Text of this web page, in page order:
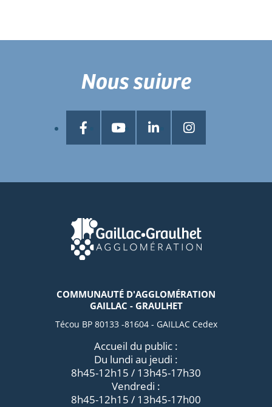
COMMUNAUTÉ D'AGGLOMÉRATION
GAILLAC - GRAULHET
Técou BP 80133 -81604 - GAILLAC Cedex
Accueil du public :
Du lundi au jeudi :
8h45-12h15 / 13h45-17h30
Vendredi :
8h45-12h15 / 13h45-17h00
Nous suivre